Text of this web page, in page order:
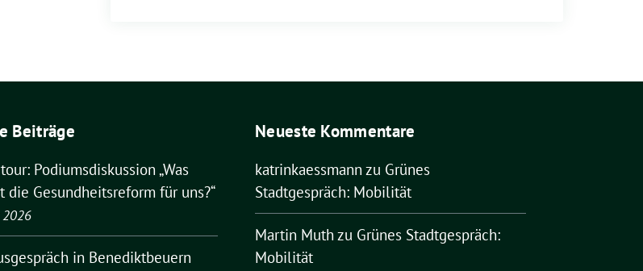
Beiträge
Podiumsdiskussion „Was
die Gesundheitsreform für uns?“
2026
in Benediktbeuern
Neueste Kommentare
katrinkaessmann zu Grünes
Stadtgespräch: Mobilität
Martin Muth zu Grünes Stadtgespräch:
Mobilität